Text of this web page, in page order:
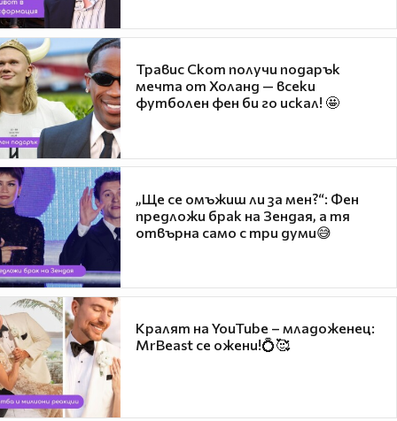
Травис Скот получи подарък
мечта от Холанд — всеки
футболен фен би го искал! 🤩
„Ще се омъжиш ли за мен?“: Фен
предложи брак на Зендая, а тя
отвърна само с три думи😅
Кралят на YouTube – младоженец:
MrBeast се ожени!💍🥰